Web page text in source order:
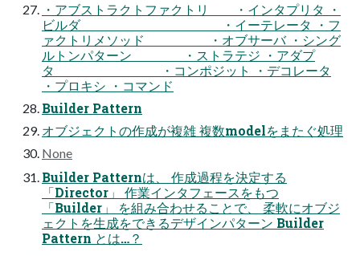
・アブストラクトファクトリ ・インタプリタ ・
ビルダ ・イーテレータ ・フ
ァクトリメソッド ・オブサーバ ・シング
ルトンパターン ・ストラテジ ・アダプ
タ ・コンポジット ・デコレータ
・プロキシ ・コマンド
Builder Pattern
オブジェクトの作成が複雑 複数modelをまたぐ処理
None
Builder Patternは、 作成過程を決定する
「Director」 作業インタフェースをもつ
「Builder」 を組み合わせることで、 柔軟にオブジ
ェクトを生成をできるデザインパターン Builder
Pattern とは…？